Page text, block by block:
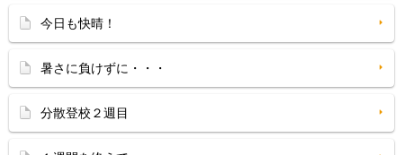
今日も快晴！
暑さに負けずに・・・
分散登校２週目